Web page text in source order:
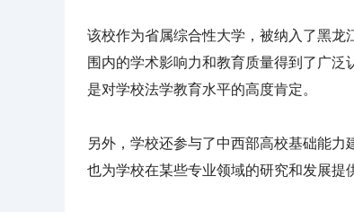
该校作为省属综合性大学，被纳入了黑龙
围内的学术影响力和教育质量得到了广
是对学校法学教育水平的高度肯定。
另外，学校还参与了中西部高校基础能
也为学校在某些专业领域的研究和发展提